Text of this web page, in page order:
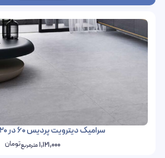
سرامیک دیترویت پردیس 60 در 120 پرسلان مات
1,121,000مترمربعتومان